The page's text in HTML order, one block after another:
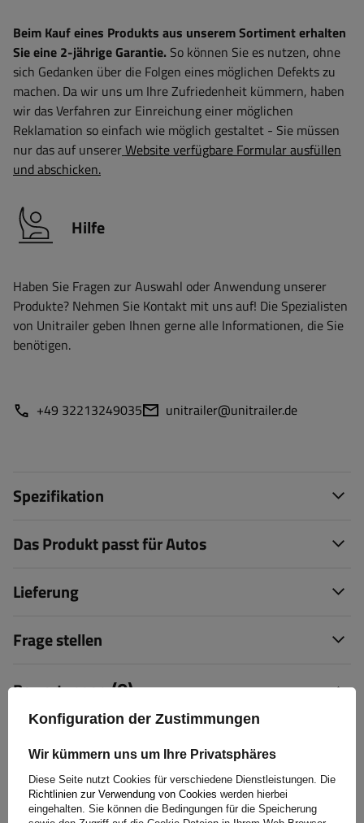
Beim Kauf eines Produkts aus unserem Sortiment erhalten
Sie eine 2-jährige Garantie. So können Sie es nutzen, ohne
sich Gedanken über die Folgen eines möglichen Defekts zu
machen. Da wir uns um Ihre Zufriedenheit kümmern, haben
wir das Verfahren zur Einreichung einer möglichen
Reklamation so einfach wie möglich gestaltet - Sie müssen
nur das auf unsererWebsite verfügbare Formular ausfüllen
und abschicken.
Hilfe
Haben Sie Fragen zur Auswahl oder Anwendung unserer
Produkte? Nehmen Sie Kontakt mit uns auf! Die Spezialisten
von Unitrailer geben Ihnen gerne alle Informationen, die Sie
benötigen.
+49 32213249035 unitrailer@unitrailer.de
Spezifikation
Das Produkt passt für Autos
Lieferung
Frage stellen
Bewertungen(0)
Bewertung schreiben
Ihre Bewertung:
5/5
Konfiguration der Zustimmungen
Wir kümmern uns um Ihre Privatsphäres
Diese Seite nutzt Cookies für verschiedene Dienstleistungen. Die
Richtlinien zur Verwendung von Cookies werden hierbei
eingehalten. Sie können die Bedingungen für die Speicherung